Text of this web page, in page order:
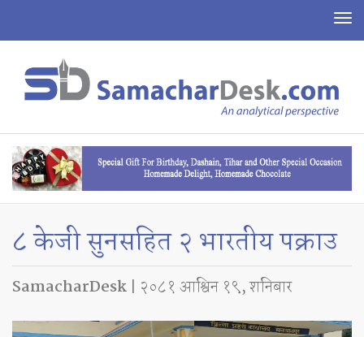
८ केजी सुनसहित २ भारतीय पक्राउ
SamacharDesk | २०८१ आश्विन १९, शनिबार